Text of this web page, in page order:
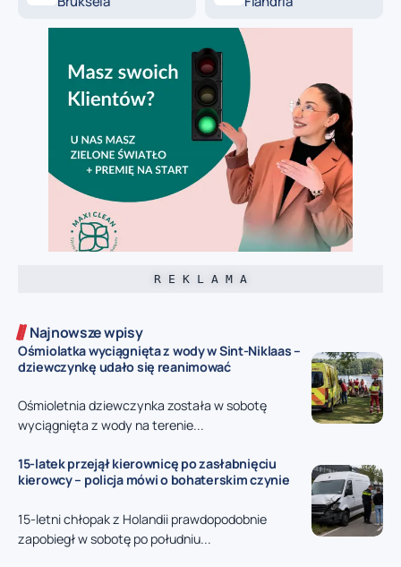
R E K L A M A
Najnowsze wpisy
Ośmiolatka wyciągnięta z wody w Sint-Niklaas –
dziewczynkę udało się reanimować
Ośmioletnia dziewczynka została w sobotę
wyciągnięta z wody na terenie...
15-latek przejął kierownicę po zasłabnięciu
kierowcy – policja mówi o bohaterskim czynie
15-letni chłopak z Holandii prawdopodobnie
zapobiegł w sobotę po południu...